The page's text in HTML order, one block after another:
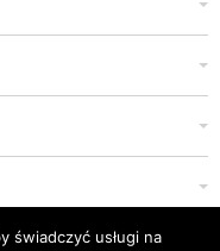
świadczyć usługi na